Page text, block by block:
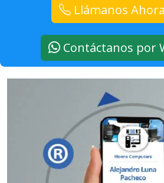
Llámanos
Contáctanos por